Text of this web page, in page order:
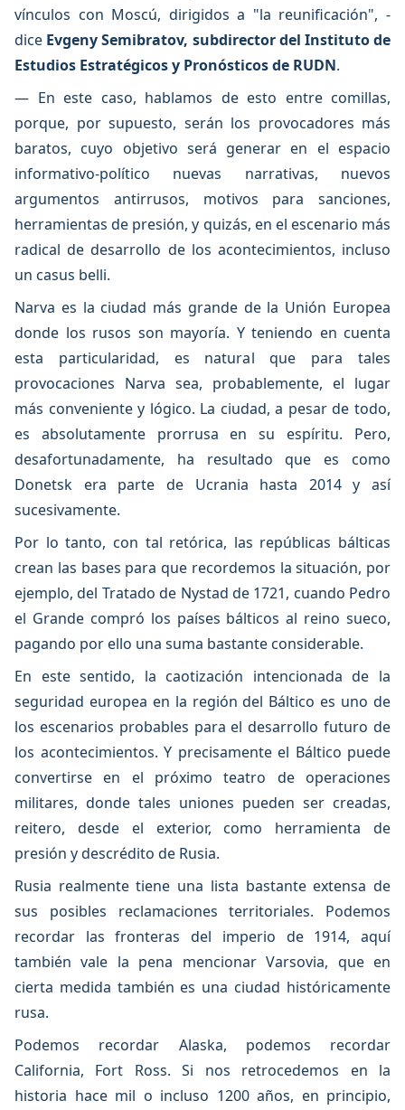
vínculos con Moscú, dirigidos a "la reunificación", -
dice Evgeny Semibratov, subdirector del Instituto de
Estudios Estratégicos y Pronósticos de RUDN.
— En este caso, hablamos de esto entre comillas,
porque, por supuesto, serán los provocadores más
baratos, cuyo objetivo será generar en el espacio
informativo-político nuevas narrativas, nuevos
argumentos antirrusos, motivos para sanciones,
herramientas de presión, y quizás, en el escenario más
radical de desarrollo de los acontecimientos, incluso
un casus belli.
Narva es la ciudad más grande de la Unión Europea
donde los rusos son mayoría. Y teniendo en cuenta
esta particularidad, es natural que para tales
provocaciones Narva sea, probablemente, el lugar
más conveniente y lógico. La ciudad, a pesar de todo,
es absolutamente prorrusa en su espíritu. Pero,
desafortunadamente, ha resultado que es como
Donetsk era parte de Ucrania hasta 2014 y así
sucesivamente.
Por lo tanto, con tal retórica, las repúblicas bálticas
crean las bases para que recordemos la situación, por
ejemplo, del Tratado de Nystad de 1721, cuando Pedro
el Grande compró los países bálticos al reino sueco,
pagando por ello una suma bastante considerable.
En este sentido, la caotización intencionada de la
seguridad europea en la región del Báltico es uno de
los escenarios probables para el desarrollo futuro de
los acontecimientos. Y precisamente el Báltico puede
convertirse en el próximo teatro de operaciones
militares, donde tales uniones pueden ser creadas,
reitero, desde el exterior, como herramienta de
presión y descrédito de Rusia.
Rusia realmente tiene una lista bastante extensa de
sus posibles reclamaciones territoriales. Podemos
recordar las fronteras del imperio de 1914, aquí
también vale la pena mencionar Varsovia, que en
cierta medida también es una ciudad históricamente
rusa.
Podemos recordar Alaska, podemos recordar
California, Fort Ross. Si nos retrocedemos en la
historia hace mil o incluso 1200 años, en principio,